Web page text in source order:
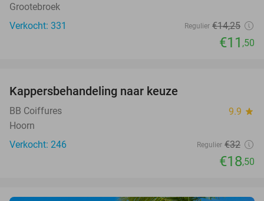
Grootebroek
Verkocht: 331
Regulier €14,25
€11 ,50
Kappersbehandeling naar keuze
BB Coiffures 9.9 star
Hoorn
Verkocht: 246
Regulier €32
€18,50